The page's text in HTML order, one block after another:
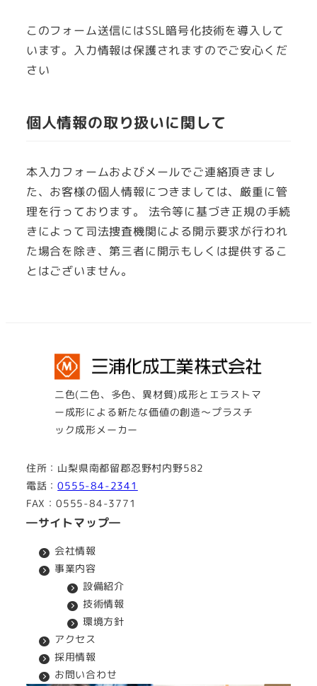
い
る
す。
い
る
す。
い
る
このフォーム送信にはSSL暗号化技術を導入して
います。入力情報は保護されますのでご安心くだ
さい
個人情報の取り扱いに関して
本入力フォームおよびメールでご連絡頂きまし
た、お客様の個人情報につきましては、厳重に管
理を行っております。 法令等に基づき正規の手続
きによって司法捜査機関による開示要求が行われ
た場合を除き、第三者に開示もしくは提供するこ
とはございません。
二色(二色、多色、異材質)成形とエラストマ
ー成形による新たな価値の創造～プラスチ
ック成形メーカー
住所：山梨県南都留郡忍野村内野582
電話：0555-84-2341
FAX：0555-84-3771
―サイトマップ―
会社情報
事業内容
設備紹介
技術情報
環境方針
アクセス
採用情報
お問い合わせ